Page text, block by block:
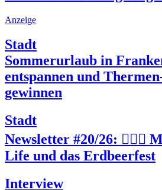
Anzeige
Stadt
Sommerurlaub in
entspannen und
gewinnen
Stadt
Newsletter #20/26: 🏃🏽‍♀️
Life und das Erdbeerfest
Interview